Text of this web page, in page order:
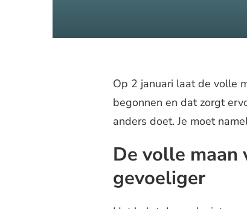
Op 2 januari laat de volle
begonnen en dat zorgt
anders doet. Je moet
De volle maan
gevoeliger